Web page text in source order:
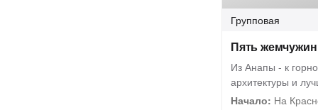
Групповая
Пять
Из Анапы - к
архитектуры и
Начало: На